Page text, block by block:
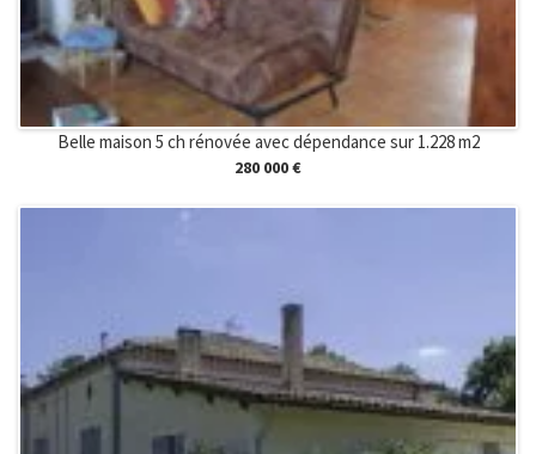
Belle maison 5 ch rénovée avec dépendance sur 1.228 m2
280 000 €